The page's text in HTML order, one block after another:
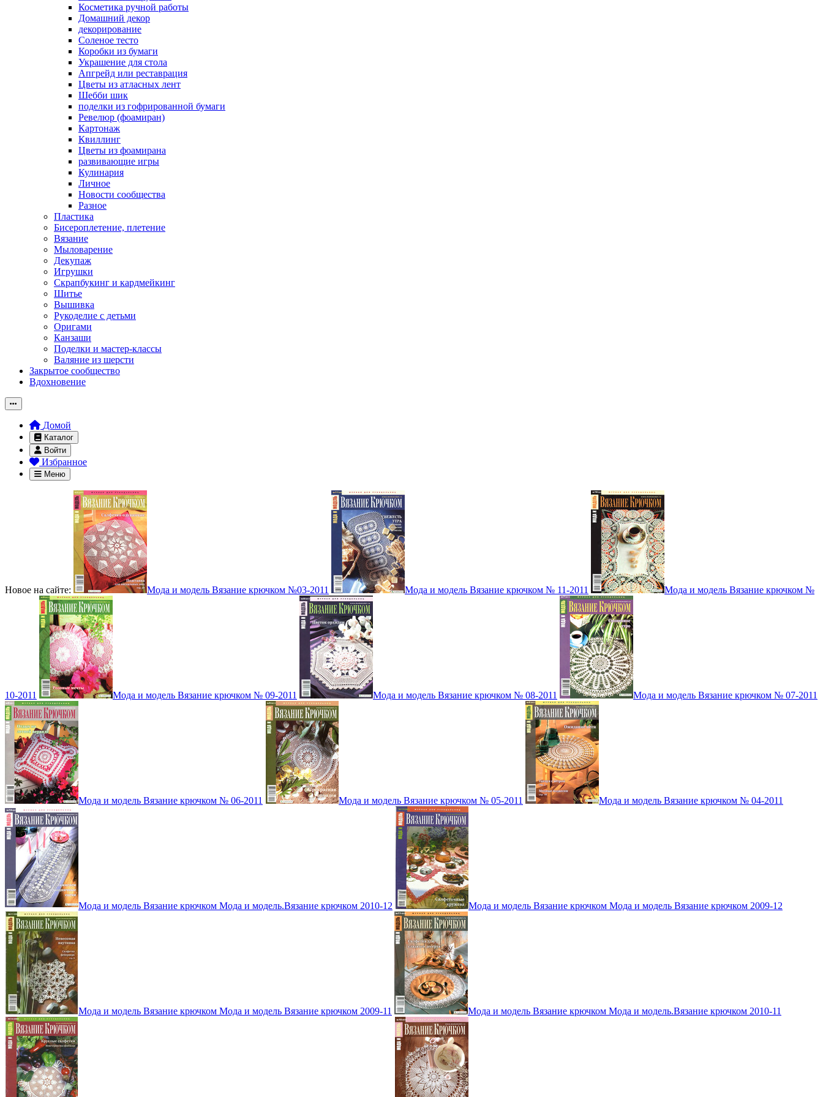
Косметика ручной работы
Домашний декор
декорирование
Соленое тесто
Коробки из бумаги
Украшение для стола
Апгрейд или реставрация
Цветы из атласных лент
Шебби шик
поделки из гофрированной бумаги
Ревелюр (фоамиран)
Картонаж
Квиллинг
Цветы из фоамирана
развивающие игры
Кулинария
Личное
Новости сообщества
Разное
Пластика
Бисероплетение, плетение
Вязание
Мыловарение
Декупаж
Игрушки
Скрапбукинг и кардмейкинг
Шитье
Вышивка
Рукоделие с детьми
Оригами
Канзаши
Поделки и мастер-классы
Валяние из шерсти
Закрытое сообщество
Вдохновение
Домой
Каталог
Войти
Избранное
Меню
Новое на сайте: Мода и модель Вязание крючком №03-2011 Мода и модель Вязание крючком № 11-2011 Мода и модель Вязание крючком №
10-2011 Мода и модель Вязание крючком № 09-2011 Мода и модель Вязание крючком № 08-2011 Мода и модель Вязание крючком № 07-2011
Мода и модель Вязание крючком № 06-2011 Мода и модель Вязание крючком № 05-2011 Мода и модель Вязание крючком № 04-2011
Мода и модель Вязание крючком Мода и модель.Вязание крючком 2010-12 Мода и модель Вязание крючком Мода и модель Вязание крючком 2009-12
Мода и модель Вязание крючком Мода и модель Вязание крючком 2009-11 Мода и модель Вязание крючком Мода и модель.Вязание крючком 2010-11